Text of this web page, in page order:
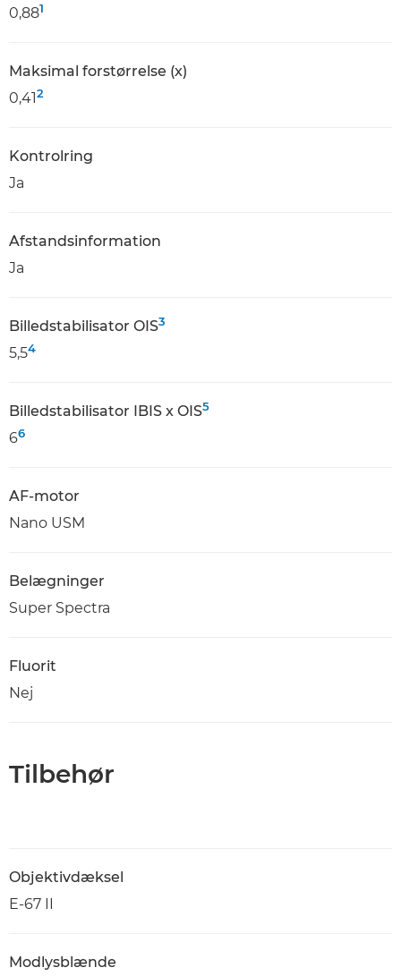
0,881
Maksimal forstørrelse (x)
0,412
Kontrolring
Ja
Afstandsinformation
Ja
Billedstabilisator OIS3
5,54
Billedstabilisator IBIS x OIS5
66
AF-motor
Nano USM
Belægninger
Super Spectra
Fluorit
Nej
Tilbehør
Objektivdæksel
E-67 II
Modlysblænde